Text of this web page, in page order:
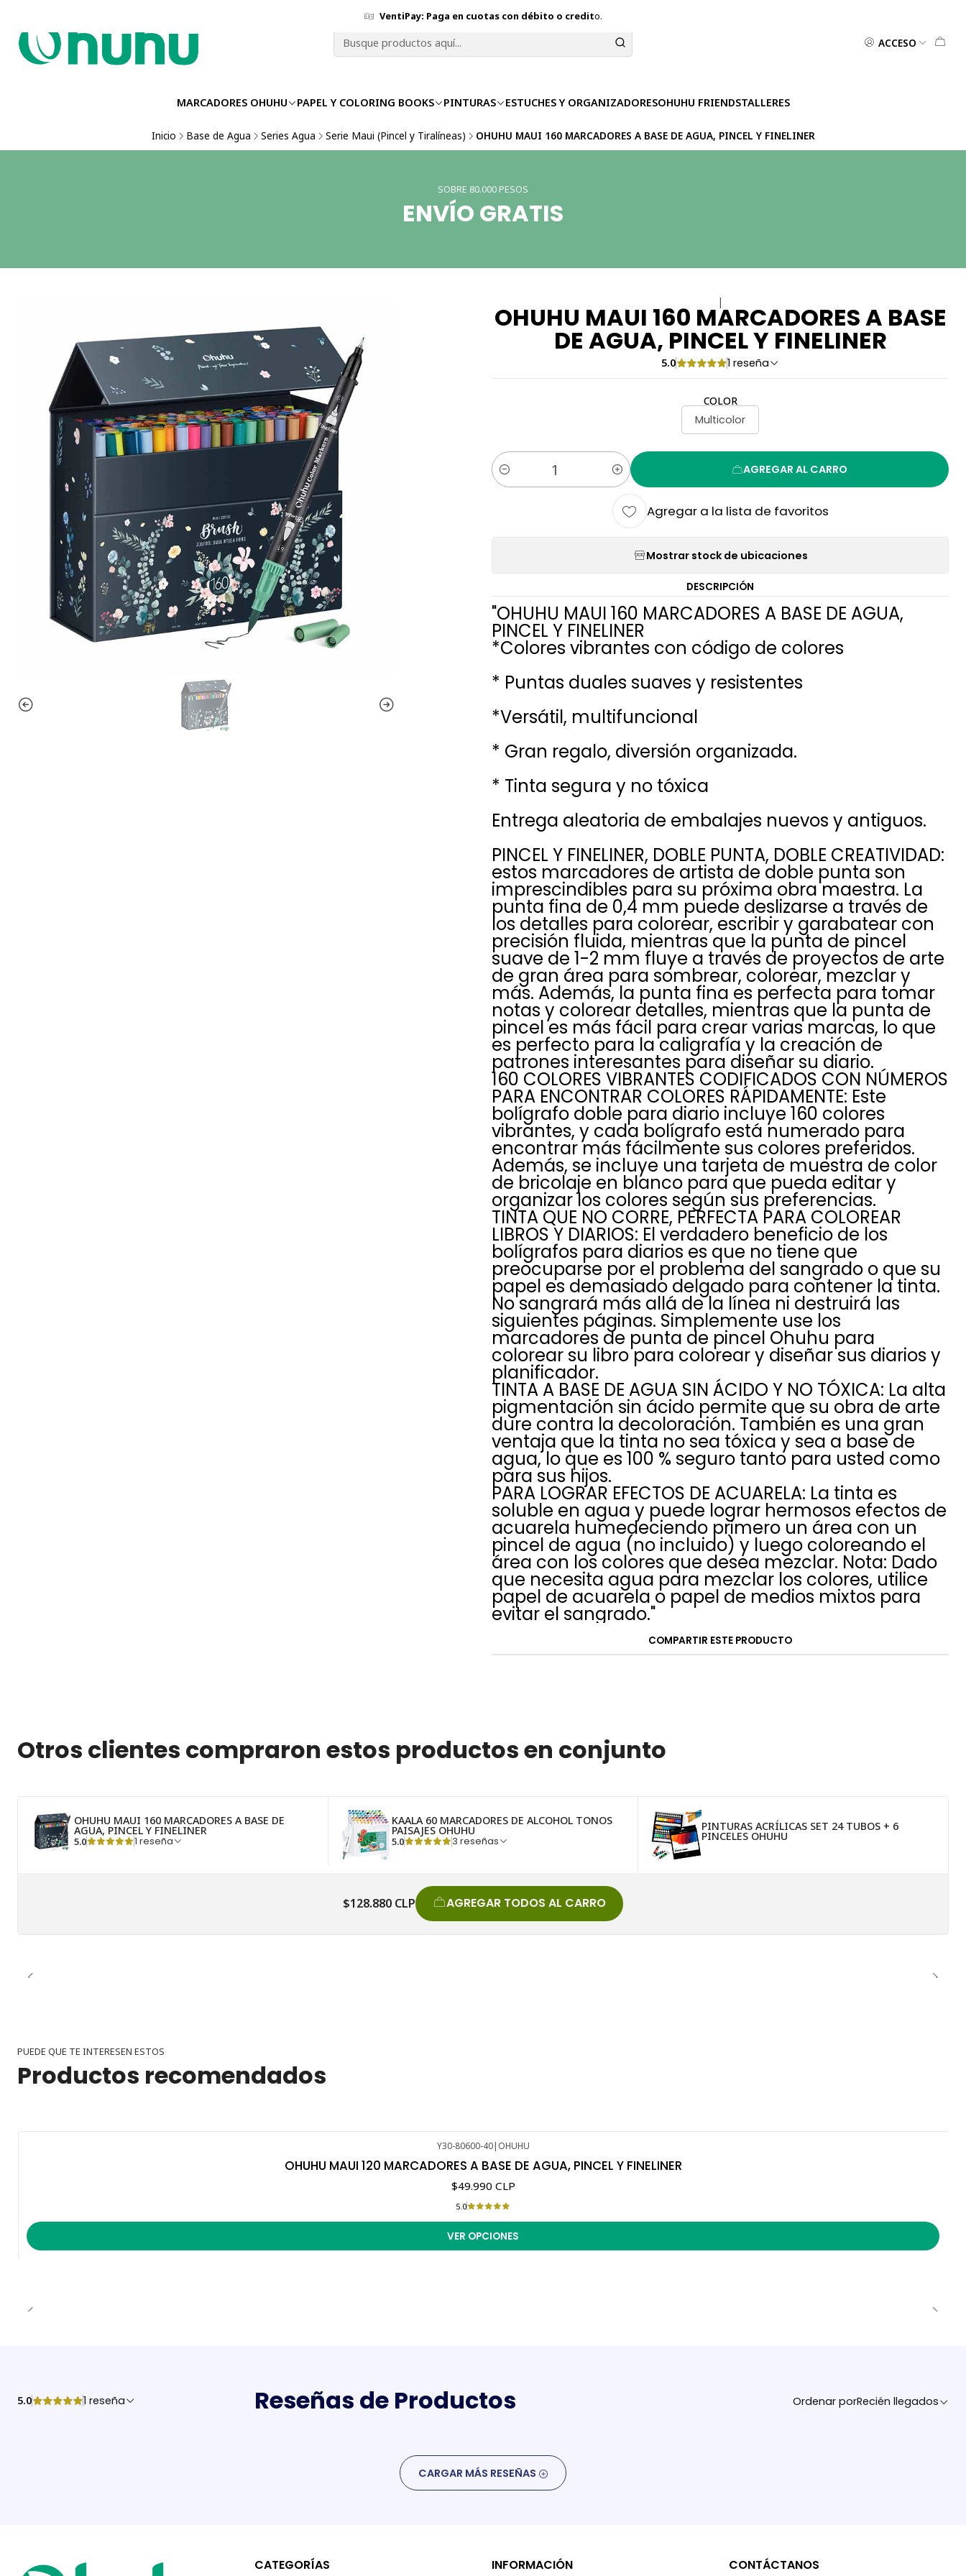
ACCESO
MARCADORES OHUHU PAPEL Y COLORING BOOKS PINTURAS ESTUCHES Y ORGANIZADORESOHUHU FRIENDSTALLERES
VentiPay: Paga en cuotas con débito o credito.
Inicio Base de Agua Series Agua Serie Maui (Pincel y Tiralíneas) OHUHU MAUI 160 MARCADORES A BASE DE AGUA, PINCEL Y FINELINER
SOBRE 80.000 PESOS
ENVÍO GRATIS
|
OHUHU MAUI 160 MARCADORES A BASE
DE AGUA, PINCEL Y FINELINER
5.0 1 reseña
COLOR
Multicolor
Cantidad
AGREGAR AL CARRO
Agregar a la lista de favoritos
Mostrar stock de ubicaciones
DESCRIPCIÓN
"OHUHU MAUI 160 MARCADORES A BASE DE AGUA,
PINCEL Y FINELINER
*Colores vibrantes con código de colores
* Puntas duales suaves y resistentes
*Versátil, multifuncional
* Gran regalo, diversión organizada.
* Tinta segura y no tóxica
Entrega aleatoria de embalajes nuevos y antiguos.
PINCEL Y FINELINER, DOBLE PUNTA, DOBLE CREATIVIDAD:
estos marcadores de artista de doble punta son
imprescindibles para su próxima obra maestra. La
punta fina de 0,4 mm puede deslizarse a través de
los detalles para colorear, escribir y garabatear con
precisión fluida, mientras que la punta de pincel
suave de 1-2 mm fluye a través de proyectos de arte
de gran área para sombrear, colorear, mezclar y
más. Además, la punta fina es perfecta para tomar
notas y colorear detalles, mientras que la punta de
pincel es más fácil para crear varias marcas, lo que
es perfecto para la caligrafía y la creación de
patrones interesantes para diseñar su diario.
160 COLORES VIBRANTES CODIFICADOS CON NÚMEROS
PARA ENCONTRAR COLORES RÁPIDAMENTE: Este
bolígrafo doble para diario incluye 160 colores
vibrantes, y cada bolígrafo está numerado para
encontrar más fácilmente sus colores preferidos.
Además, se incluye una tarjeta de muestra de color
de bricolaje en blanco para que pueda editar y
organizar los colores según sus preferencias.
TINTA QUE NO CORRE, PERFECTA PARA COLOREAR
LIBROS Y DIARIOS: El verdadero beneficio de los
bolígrafos para diarios es que no tiene que
preocuparse por el problema del sangrado o que su
papel es demasiado delgado para contener la tinta.
No sangrará más allá de la línea ni destruirá las
siguientes páginas. Simplemente use los
marcadores de punta de pincel Ohuhu para
colorear su libro para colorear y diseñar sus diarios y
planificador.
TINTA A BASE DE AGUA SIN ÁCIDO Y NO TÓXICA: La alta
pigmentación sin ácido permite que su obra de arte
dure contra la decoloración. También es una gran
ventaja que la tinta no sea tóxica y sea a base de
agua, lo que es 100 % seguro tanto para usted como
para sus hijos.
PARA LOGRAR EFECTOS DE ACUARELA: La tinta es
soluble en agua y puede lograr hermosos efectos de
acuarela humedeciendo primero un área con un
pincel de agua (no incluido) y luego coloreando el
área con los colores que desea mezclar. Nota: Dado
que necesita agua para mezclar los colores, utilice
papel de acuarela o papel de medios mixtos para
evitar el sangrado."
COMPARTIR ESTE PRODUCTO
Otros clientes compraron estos productos en conjunto
OHUHU MAUI 160 MARCADORES A BASE DE
AGUA, PINCEL Y FINELINER
5.0 1 reseña
KAALA 60 MARCADORES DE ALCOHOL TONOS
PAISAJES OHUHU
5.0 3 reseñas
PINTURAS ACRÍLICAS SET 24 TUBOS + 6
PINCELES OHUHU
$128.880 CLP AGREGAR TODOS AL CARRO
PUEDE QUE TE INTERESEN ESTOS
Productos recomendados
Y30-80600-40| OHUHU
OHUHU MAUI 120 MARCADORES A BASE DE AGUA, PINCEL Y FINELINER
$49.990 CLP
5.0
VER OPCIONES
Reseñas de Productos
5.0 1 reseña Ordenar porRecién llegados
CARGAR MÁS RESEÑAS
CATEGORÍAS INFORMACIÓN CONTÁCTANOS